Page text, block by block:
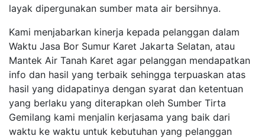
layak dipergunakan sumber mata air bersihnya.
Kami menjabarkan kinerja kepada pelanggan dalam
Waktu Jasa Bor Sumur Karet Jakarta Selatan, atau
Mantek Air Tanah Karet agar pelanggan mendapatkan
info dan hasil yang terbaik sehingga terpuaskan atas
hasil yang didapatinya dengan syarat dan ketentuan
yang berlaku yang diterapkan oleh Sumber Tirta
Gemilang kami menjalin kerjasama yang baik dari
waktu ke waktu untuk kebutuhan yang pelanggan